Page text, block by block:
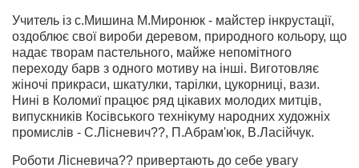
Учитель із с.Мишина М.Миронюк - майстер інкрустації,
оздоблює свої вироби деревом, природного кольору, що
надає творам пастельного, майже непомітного
переходу барв з одного мотиву на інші. Виготовляє
жіночі прикраси, шкатулки, тарілки, цукорниці, вази.
Нині в Коломиї працює ряд цікавих молодих митців,
випускників Косівського технікуму народних художніх
промислів - С.Лісневич??, П.Абрам'юк, В.Ласійчук.
Роботи Лісневича?? привертають до себе увагу